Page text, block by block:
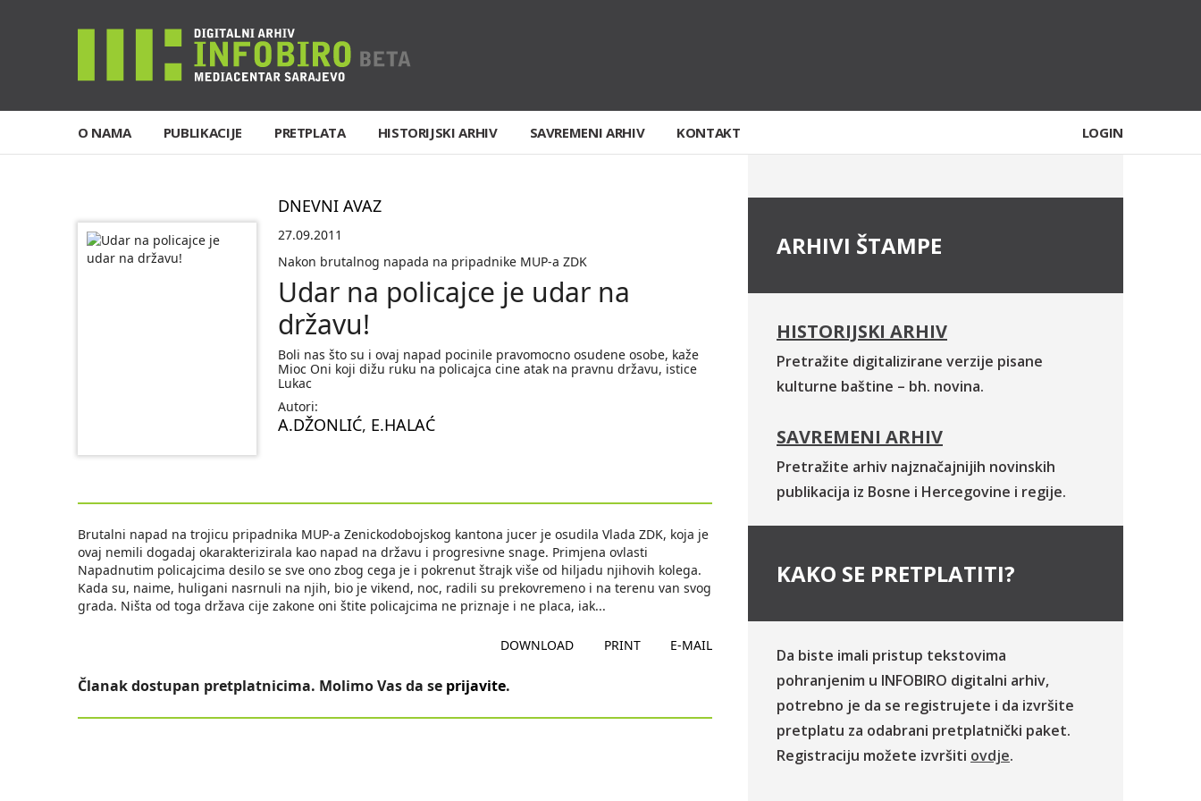
O NAMA PUBLIKACIJE PRETPLATA HISTORIJSKI ARHIV SAVREMENI ARHIV KONTAKT LOGIN
DNEVNI AVAZ
27.09.2011
Nakon brutalnog napada na pripadnike MUP-a ZDK
Udar na policajce je udar na
državu!
Boli nas što su i ovaj napad pocinile pravomocno osudene osobe, kaže
Mioc Oni koji dižu ruku na policajca cine atak na pravnu državu, istice
Lukac
Autori:
A.DŽONLIĆ, E.HALAĆ
Brutalni napad na trojicu pripadnika MUP-a Zenickodobojskog kantona jucer je osudila Vlada ZDK, koja je
ovaj nemili dogadaj okarakterizirala kao napad na državu i progresivne snage. Primjena ovlasti
Napadnutim policajcima desilo se sve ono zbog cega je i pokrenut štrajk više od hiljadu njihovih kolega.
Kada su, naime, huligani nasrnuli na njih, bio je vikend, noc, radili su prekovremeno i na terenu van svog
grada. Ništa od toga država cije zakone oni štite policajcima ne priznaje i ne placa, iak...
DOWNLOAD PRINT E-MAIL
Članak dostupan pretplatnicima. Molimo Vas da se prijavite.
ARHIVI ŠTAMPE
HISTORIJSKI ARHIV
Pretražite digitalizirane verzije pisane
kulturne baštine – bh. novina.
SAVREMENI ARHIV
Pretražite arhiv najznačajnijih novinskih
publikacija iz Bosne i Hercegovine i regije.
KAKO SE PRETPLATITI?
Da biste imali pristup tekstovima
pohranjenim u INFOBIRO digitalni arhiv,
potrebno je da se registrujete i da izvršite
pretplatu za odabrani pretplatnički paket.
Registraciju možete izvršiti ovdje.